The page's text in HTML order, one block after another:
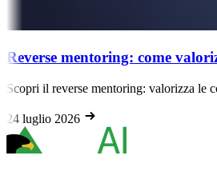
Reverse mentoring: come
Scopri il reverse mentoring: valorizza le
24 luglio 2026